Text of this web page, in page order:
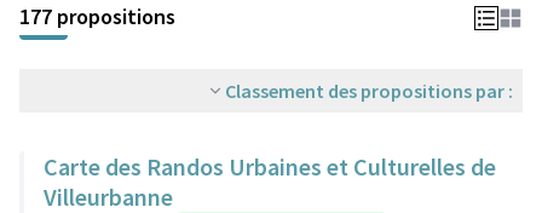
177 propositions
Classement des propositions par :
Carte des Randos Urbaines et Culturelles de
Villeurbanne